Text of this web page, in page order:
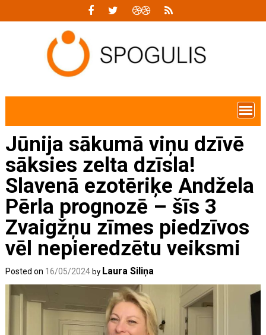
Jūnija sākumā viņu dzīvē
sāksies zelta dzīsla!
Slavenā ezotēriķe Andžela
Pērla prognozē – šīs 3
Zvaigžņu zīmes piedzīvos
vēl nepieredzētu veiksmi
Posted on 16/05/2024 by Laura Siliņa